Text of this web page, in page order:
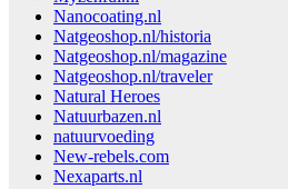
Nanocoating.nl
Natgeoshop.nl/historia
Natgeoshop.nl/magazine
Natgeoshop.nl/traveler
Natural Heroes
Natuurbazen.nl
natuurvoeding
New-rebels.com
Nexaparts.nl